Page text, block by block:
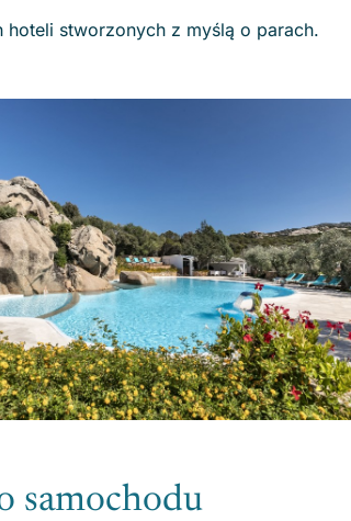
stworzonych z myślą o parach.
samochodu